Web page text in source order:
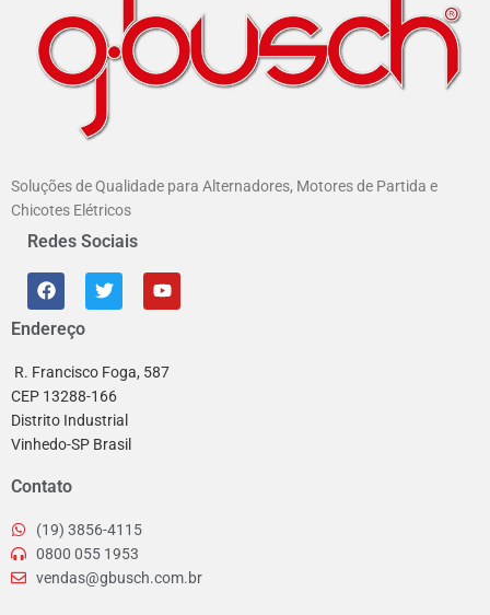
Soluções de Qualidade para Alternadores, Motores de Partida e
Chicotes Elétricos
Redes Sociais
Endereço
R. Francisco Foga, 587
CEP 13288-166
Distrito Industrial
Vinhedo-SP Brasil
Contato
(19) 3856-4115
0800 055 1953
vendas@gbusch.com.br